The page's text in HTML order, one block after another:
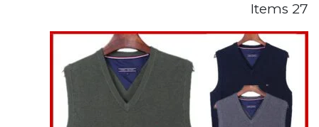
27 Items